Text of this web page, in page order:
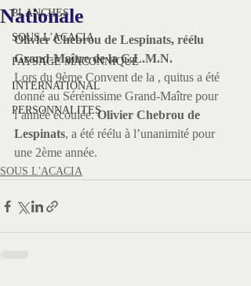
PLANCHES
SOUS L'ACACIA
PAYSAGE MACONNIQUE
INTERNATIONAL
PERSONNALITES
Nationale
Olivier Chebrou de Lespinats, réélu
Grand-Maître de la G.L.M.N.
Lors du 9ème Convent de la , quitus a été
donné au Sérénissime Grand-Maître pour
l’année écoulée. Olivier Chebrou de
Lespinats, a été réélu à l’unanimité pour
une 2ème année.
SOUS L'ACACIA